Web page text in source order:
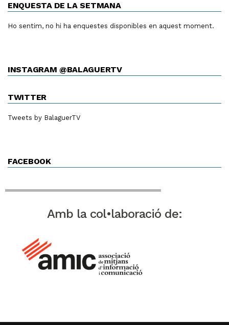
ENQUESTA DE LA SETMANA
Ho sentim, no hi ha enquestes disponibles en aquest moment.
INSTAGRAM @BALAGUERTV
TWITTER
Tweets by BalaguerTV
FACEBOOK
Amb la col•laboració de: